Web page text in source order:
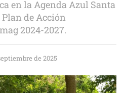
en la Agenda Azul Santa
de Acción
2024-2027.
de 2025